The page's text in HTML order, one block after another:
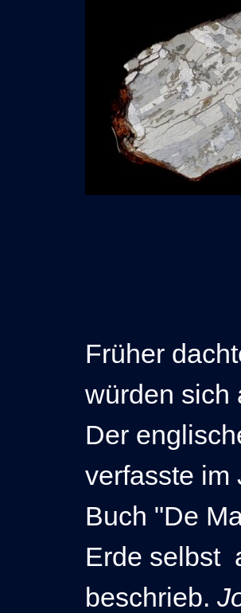
Früher
würden sich
Der
verfasste im
Buch "De
Erde selbst
beschrieb.